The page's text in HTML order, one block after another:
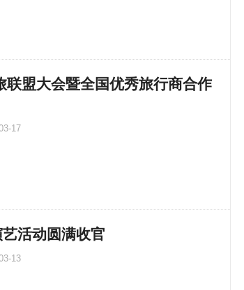
联盟大会暨全国优秀旅行商合作
17
活动圆满收官
13